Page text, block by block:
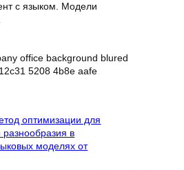
с языком. Модели